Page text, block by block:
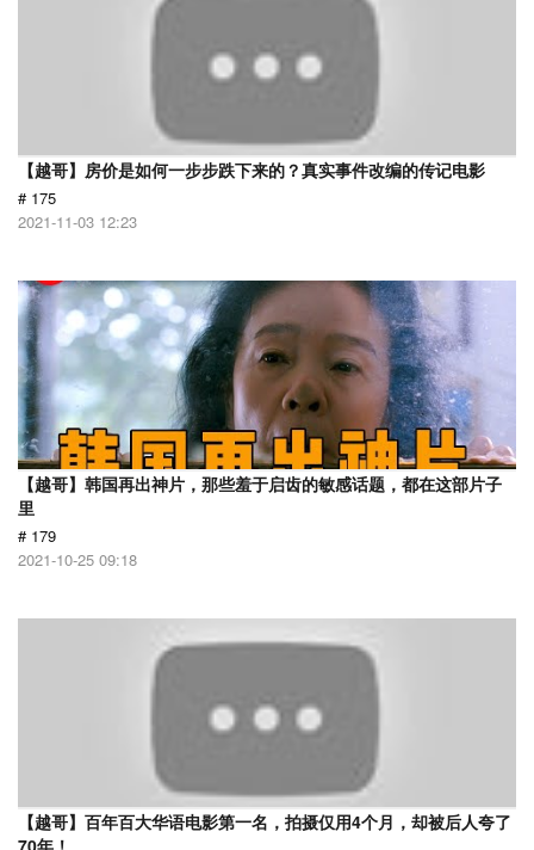
【越哥】房价是如何一步步跌下来的？真实事件改编的传记电影
# 175
2021-11-03 12:23
【越哥】韩国再出神片，那些羞于启齿的敏感话题，都在这部片子
里
# 179
2021-10-25 09:18
【越哥】百年百大华语电影第一名，拍摄仅用4个月，却被后人夸了
70年！